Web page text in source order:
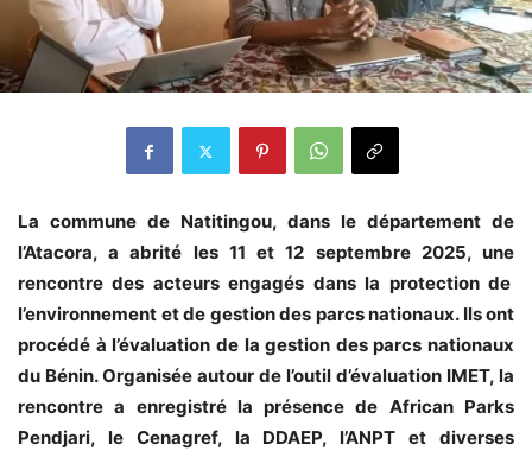
La commune de Natitingou, dans le département de
l’Atacora, a abrité les 11 et 12 septembre 2025, une
rencontre des acteurs engagés dans la protection de
l’environnement et de gestion des parcs nationaux. Ils ont
procédé à l’évaluation de la gestion des parcs nationaux
du Bénin. Organisée autour de l’outil d’évaluation IMET, la
rencontre a enregistré la présence de African Parks
Pendjari, le Cenagref, la DDAEP, l’ANPT et diverses